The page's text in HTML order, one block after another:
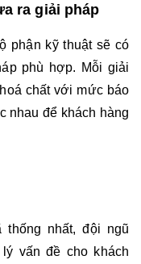
ra giải pháp
phận kỹ thuật sẽ có
phù hợp. Mỗi giải
chất với mức báo
nhau để khách hàng
nhất, đội ngũ
vấn đề cho khách